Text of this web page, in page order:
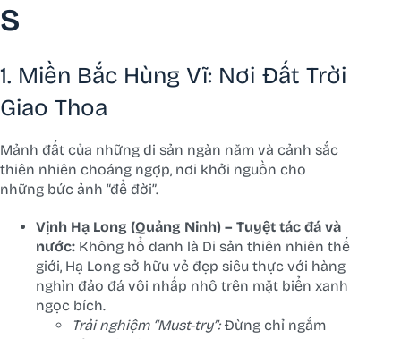
S
1. Miền Bắc Hùng Vĩ: Nơi Đất Trời
Giao Thoa
Mảnh đất của những di sản ngàn năm và cảnh sắc
thiên nhiên choáng ngợp, nơi khởi nguồn cho
những bức ảnh “để đời”.
Vịnh Hạ Long (Quảng Ninh) – Tuyệt tác đá và
nước: Không hổ danh là Di sản thiên nhiên thế
giới, Hạ Long sở hữu vẻ đẹp siêu thực với hàng
nghìn đảo đá vôi nhấp nhô trên mặt biển xanh
ngọc bích.
Trải nghiệm “Must-try”:Đừng chỉ ngắm